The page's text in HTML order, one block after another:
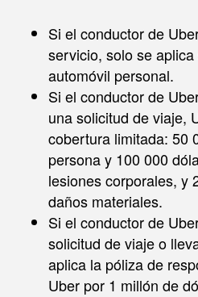
Si el conductor de
servicio, solo se
automóvil personal.
Si el conductor de
una solicitud de viaje,
cobertura limitada: 50
persona y 100 000
lesiones corporales, y
daños materiales.
Si el conductor de
solicitud de viaje o
aplica la póliza de
Uber por 1 millón de